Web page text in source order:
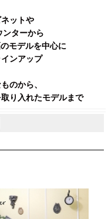
ットや
ンターから
モデルを中心に
ンアップ
のから、
り入れたモデルまで